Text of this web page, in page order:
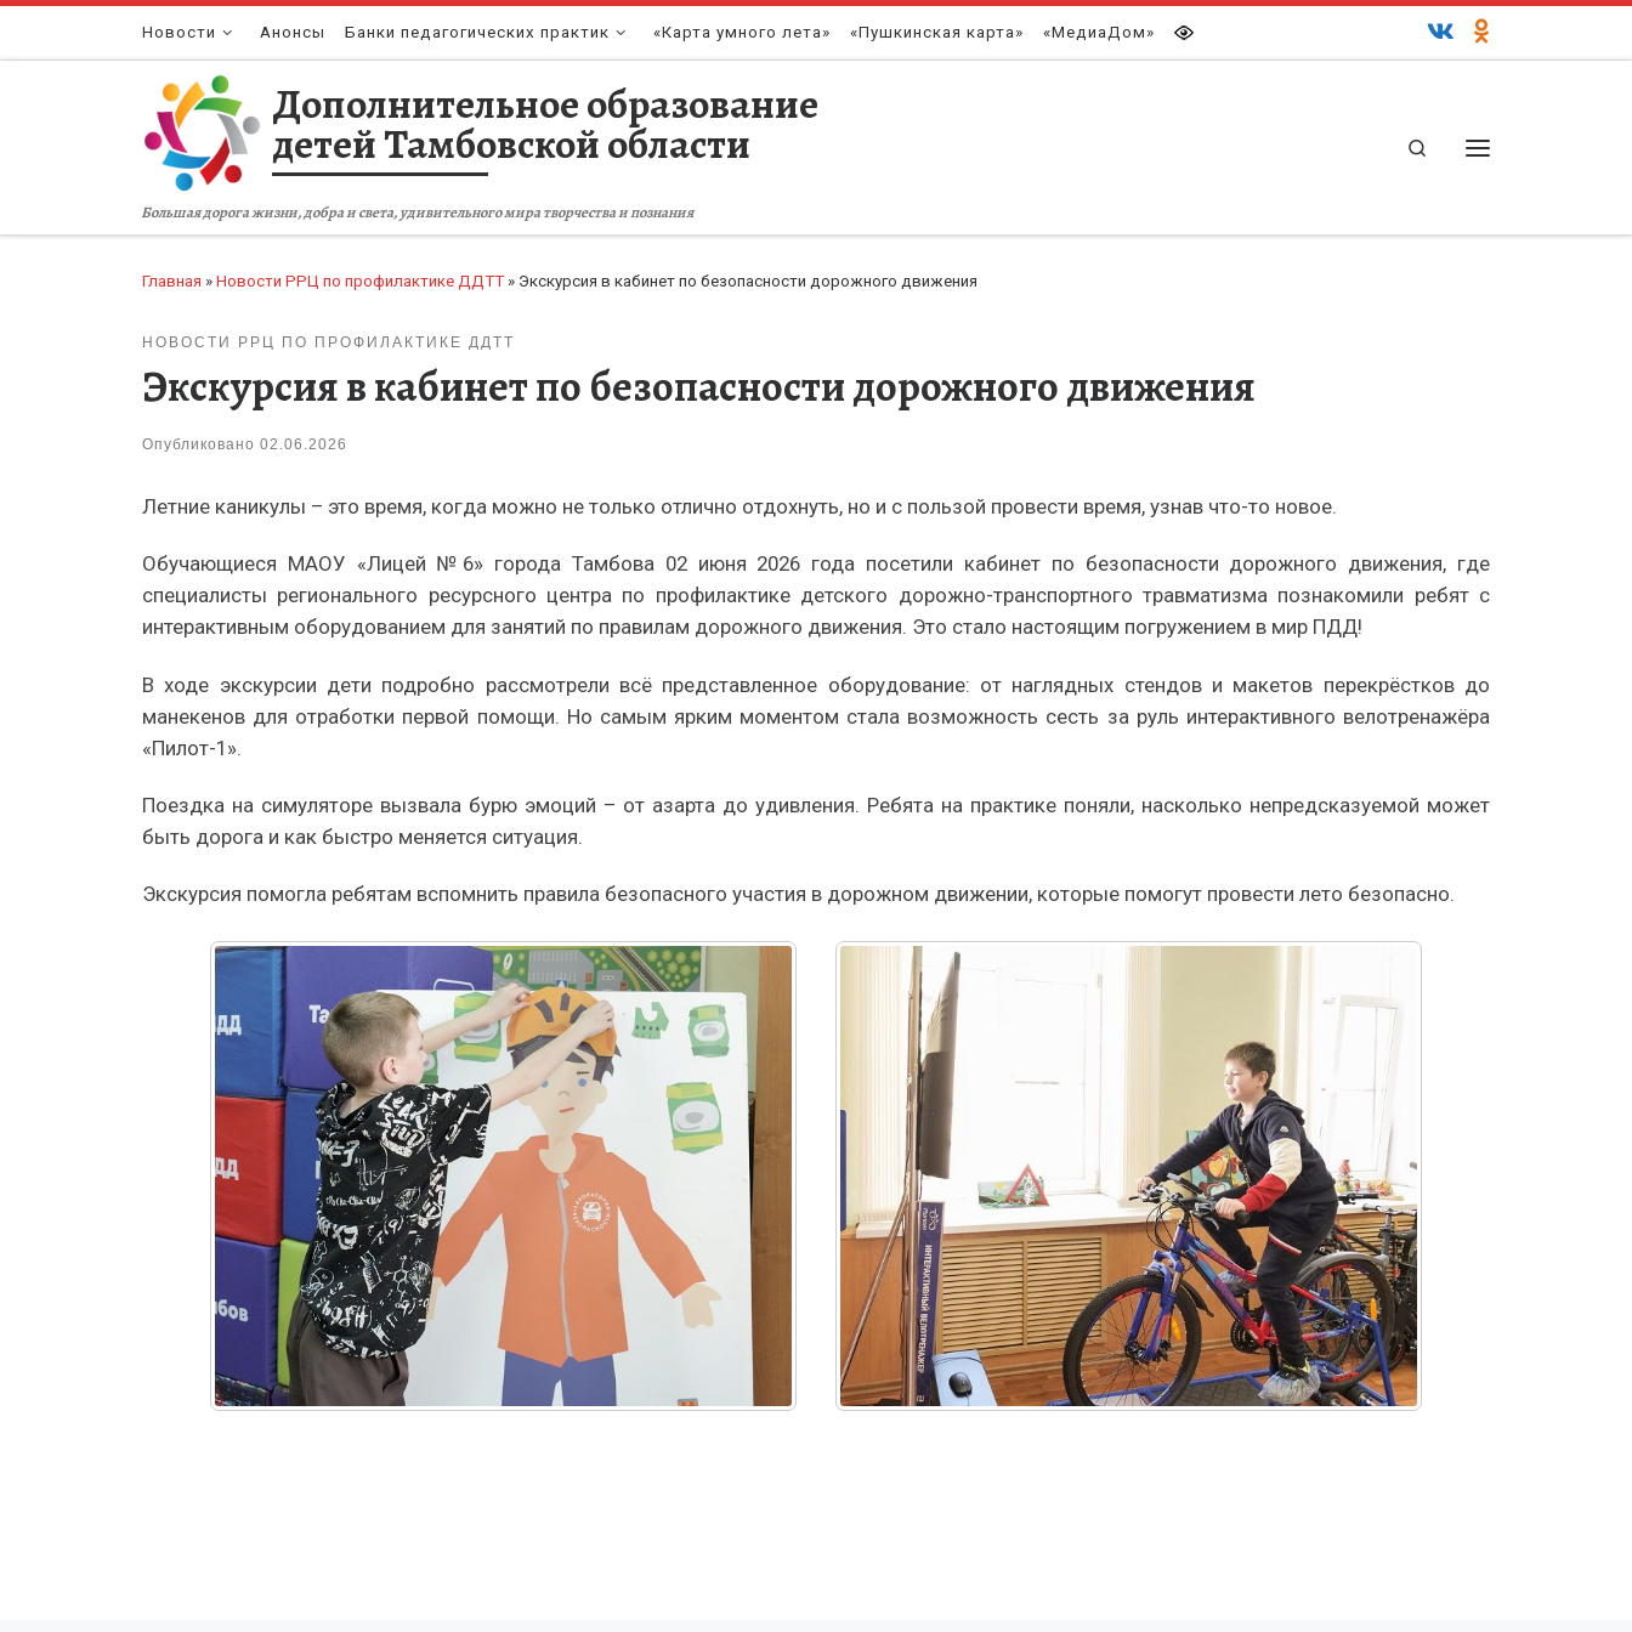
Перейти к содержимому
Новости Анонсы Банки педагогических практик «Карта умного лета» «Пушкинская карта» «МедиаДом»
Дополнительное образование
детей Тамбовской области
Большая дорога жизни, добра и света, удивительного мира творчества и познания
Search
Главная » Новости РРЦ по профилактике ДДТТ » Экскурсия в кабинет по безопасности дорожного движения
НОВОСТИ РРЦ ПО ПРОФИЛАКТИКЕ ДДТТ
Экскурсия в кабинет по безопасности дорожного движения
Опубликовано 02.06.2026
Летние каникулы – это время, когда можно не только отлично отдохнуть, но и с пользой провести время, узнав что-то новое.
Обучающиеся МАОУ «Лицей №6» города Тамбова 02 июня 2026 года посетили кабинет по безопасности дорожного движения, где
специалисты регионального ресурсного центра по профилактике детского дорожно-транспортного травматизма познакомили ребят с
интерактивным оборудованием для занятий по правилам дорожного движения. Это стало настоящим погружением в мир ПДД!
В ходе экскурсии дети подробно рассмотрели всё представленное оборудование: от наглядных стендов и макетов перекрёстков до
манекенов для отработки первой помощи. Но самым ярким моментом стала возможность сесть за руль интерактивного велотренажёра
«Пилот-1».
Поездка на симуляторе вызвала бурю эмоций – от азарта до удивления. Ребята на практике поняли, насколько непредсказуемой может
быть дорога и как быстро меняется ситуация.
Экскурсия помогла ребятам вспомнить правила безопасного участия в дорожном движении, которые помогут провести лето безопасно.